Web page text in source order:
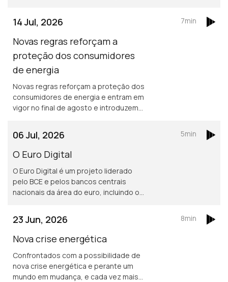
acesso e o funcionamento deste
apoio destinado a ajudar famílias com
dificuldades no pagamento da
habitação. A iniciativa surge num
contexto de crescente procura por
DECO a aumentarem 67% este ano.
14 Jul, 2026
Novas regras reforçam a
proteção dos consumidores
de energia
Novas regras reforçam a proteção dos
consumidores de energia e entram em
vigor no final de agosto e introduzem
proteção contra interrupções do
fornecimento e apoio aos
consumidores economicamente
vulneráveis. Saiba tudo com Graça
Cabral na conversa com Isabel Flora.
7min
06 Jul, 2026
O Euro Digital
O Euro Digital é um projeto liderado
pelo BCE e pelos bancos centrais
nacionais da área do euro, incluindo o
digital do dinheiro emitido pelo banco
central.
5min
23 Jun, 2026
Nova crise energética
Confrontados com a possibilidade de
nova crise energética e perante um
mundo em mudança, e cada vez mais
8min